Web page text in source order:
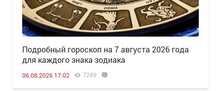
Подробный гороскоп на 7 августа 2026 года
для каждого знака зодиака
06.08.2026 17:02 7289